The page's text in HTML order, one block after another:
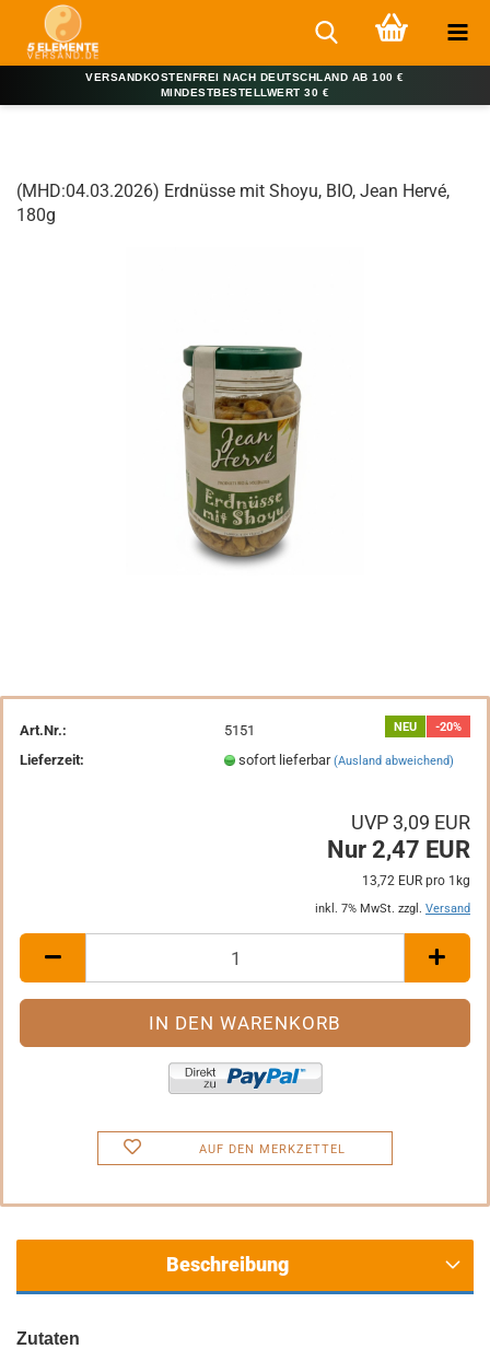
VERSANDKOSTENFREI NACH DEUTSCHLAND AB 100 €
MINDESTBESTELLWERT 30 €
(MHD:04.03.2026) Erdnüsse mit Shoyu, BIO, Jean Hervé,
180g
NEU -20%
Art.Nr.:
5151
Lieferzeit:
sofort lieferbar(Ausland abweichend)
UVP 3,09 EUR
Nur 2,47 EUR
13,72 EUR pro 1kg
inkl. 7% MwSt. zzgl. Versand
AUF DEN MERKZETTEL
Beschreibung
Zutaten